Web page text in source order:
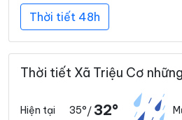
Thời tiết 48h
Thời tiết Xã Triệu Cơ
Hiện tại 35°/ 32°